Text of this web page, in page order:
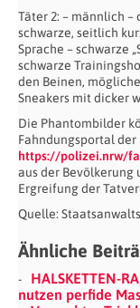
Täter 2: – männlich –
schwarze, seitlich
Sprache – schwarze
schwarze
den Beinen,
Sneakers mit dicker
Die Phantombilder
Fahndungsportal der
https://polizei.nrw/
aus der Bevölkerung
Ergreifung der
Quelle:
Ähnliche
HALSKETTEN-
nutzen perfide